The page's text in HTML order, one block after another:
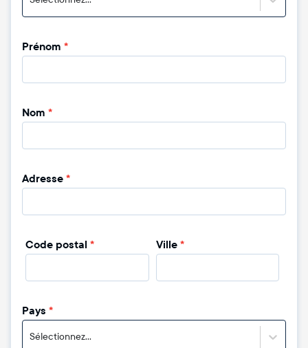
Prénom *
Nom *
Adresse*
Code postal * Ville *
Pays *
Sélectionnez...